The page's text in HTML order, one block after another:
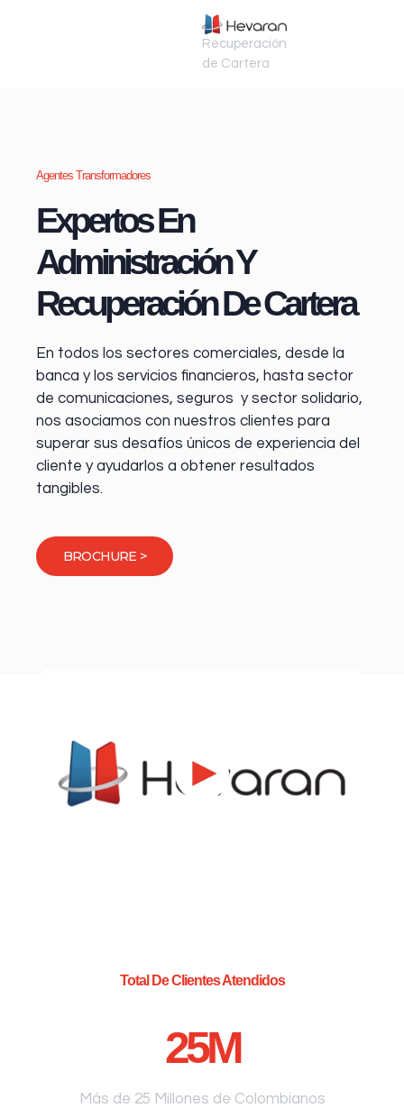
Recuperación
de Cartera
Agentes Transformadores
Expertos En
Administración Y
Recuperación De Cartera
En todos los sectores comerciales, desde la
banca y los servicios financieros, hasta sector
de comunicaciones, seguros y sector solidario,
nos asociamos con nuestros clientes para
superar sus desafíos únicos de experiencia del
cliente y ayudarlos a obtener resultados
tangibles.
BROCHURE >
Total De Clientes Atendidos
25M
Más de 25 Millones de Colombianos